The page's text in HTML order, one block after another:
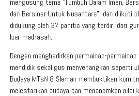
mengusung tema “Tumbuh Dalam Iman,
dan Bersinar Untuk Nusantara”, dan diikuti
didukung oleh 37 panitia yang terdiri dari
luar madrasah.
Dengan menghadirkan permainan-
mendidik sekaligus menyenangkan seperti
Budaya MTsN 8 Sleman membuktikan
melestarikan budaya dan menanamkan nilai